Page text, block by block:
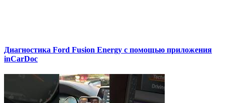
Диагностика Ford Fusion Energy с помощью приложения
inCarDoc